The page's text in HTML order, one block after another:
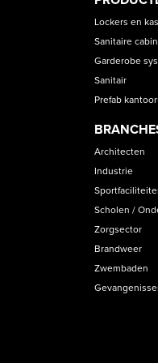
Lockers en
Sanitaire
Garderobe
Sanitair
Prefab
Architecten
Industrie
Scholen /
Zorgsector
Brandweer
Zwembaden